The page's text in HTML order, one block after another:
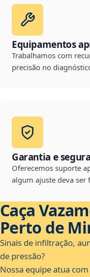
Equipamentos
Trabalhamos com
precisão no
Garantia e
Oferecemos suporte
algum ajuste deva ser
Caça
Perto de
Sinais de infiltração,
de pressão?
Nossa equipe atua